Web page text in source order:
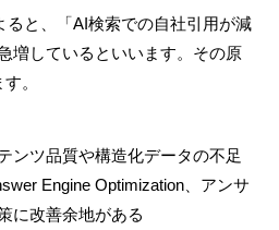
ると、「AI検索での自社引用が減
増しているといいます。その原
。
ンツ品質や構造化データの不足
Engine Optimization、アンサ
に改善余地がある